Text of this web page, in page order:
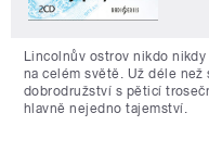
Lincolnův ostrov nikdo
na celém světě. Už déle
dobrodružství s pěticí
hlavně nejedno tajemství.